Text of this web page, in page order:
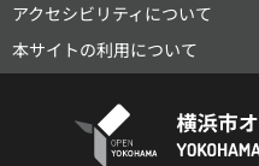
アクセシビリティについて
本サイトの利用について